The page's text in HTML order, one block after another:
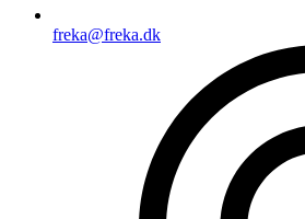
freka@freka.dk